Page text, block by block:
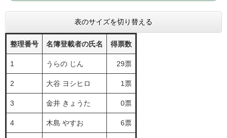
表のサイズを切り替える
整理番号 名簿登載者の氏名 得票数
1 うらの じん 29票
2 大谷 ヨシヒロ 1票
3 金井 きょうた 0票
4 木島 やすお 6票